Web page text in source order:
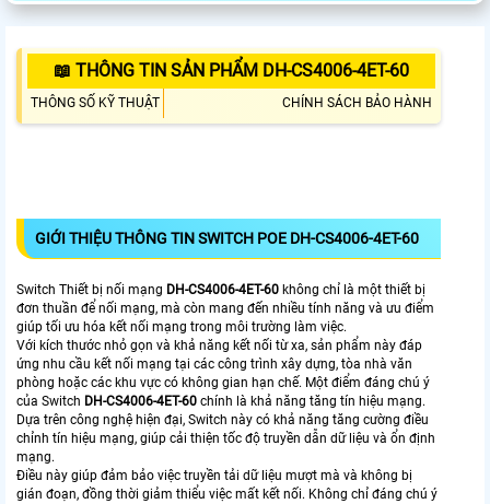
📖 THÔNG TIN SẢN PHẨM DH-CS4006-4ET-60
THÔNG SỐ KỸ THUẬT CHÍNH SÁCH BẢO HÀNH
GIỚI THIỆU THÔNG TIN SWITCH POE DH-CS4006-4ET-60
Switch Thiết bị nối mạng DH-CS4006-4ET-60 không chỉ là một thiết bị
đơn thuần để nối mạng, mà còn mang đến nhiều tính năng và ưu điểm
giúp tối ưu hóa kết nối mạng trong môi trường làm việc.
Với kích thước nhỏ gọn và khả năng kết nối từ xa, sản phẩm này đáp
ứng nhu cầu kết nối mạng tại các công trình xây dựng, tòa nhà văn
phòng hoặc các khu vực có không gian hạn chế. Một điểm đáng chú ý
của Switch DH-CS4006-4ET-60 chính là khả năng tăng tín hiệu mạng.
Dựa trên công nghệ hiện đại, Switch này có khả năng tăng cường điều
chỉnh tín hiệu mạng, giúp cải thiện tốc độ truyền dẫn dữ liệu và ổn định
mạng.
Điều này giúp đảm bảo việc truyền tải dữ liệu mượt mà và không bị
gián đoạn, đồng thời giảm thiểu việc mất kết nối. Không chỉ đáng chú ý